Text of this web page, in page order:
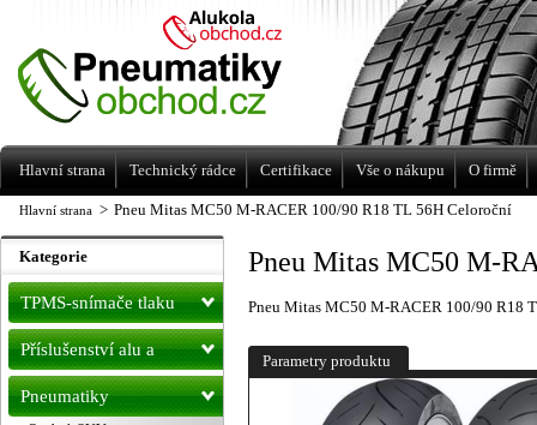
Hlavní strana > Pneu Mitas MC50 M-RACER 100/90 R18 TL 56H Celoroční
Pneu Mitas MC50 M-
Pneu Mitas MC50 M-RACER 100/90 R18
Parametry produktu
Kategorie
TPMS-snímače tlaku
Příslušenství alu a
pneu
Pneumatiky
Levné pneumatiky letní, zimní, Alu kola
a litá kola Racing Line
Hlavní strana Technický rádce Certifikace Vše o nákupu O firmě